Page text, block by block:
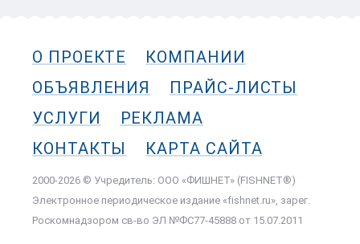
О ПРОЕКТЕ
КОМПАНИИ
ОБЪЯВЛЕНИЯ
ПРАЙС-ЛИСТЫ
УСЛУГИ
РЕКЛАМА
КОНТАКТЫ
КАРТА САЙТА
2000-2026 © Учредитель: ООО «ФИШНЕТ» (FISHNET®)
Электронное периодическое издание «fishnet.ru», зарег.
Роскомнадзором cв-во ЭЛ №ФС77-45888 от 15.07.2011